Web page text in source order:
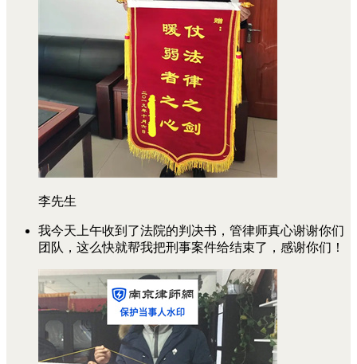
李先生
我今天上午收到了法院的判决书，管律师真心谢谢你们
团队，这么快就帮我把刑事案件给结束了，感谢你们！